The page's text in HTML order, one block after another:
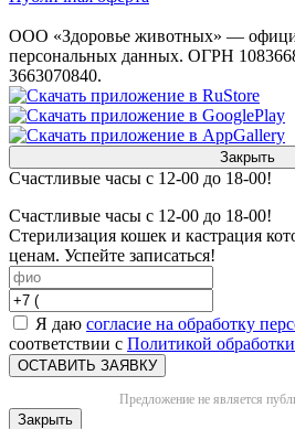
ООО «Здоровье животных» —
персональных данных. ОГРН
3663070840.
Закрыть
Счастливые часы с 12-00 до 18-00!
Счастливые часы с 12-00 до 18-00!
Стерилизация кошек и кастрация
ценам. Успейте записаться!
Я даю согласие на обработку
соответствии с Политикой
ОСТАВИТЬ ЗАЯВКУ
Предложение не является
Закрыть